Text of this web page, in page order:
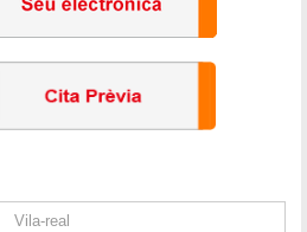
Vila-real